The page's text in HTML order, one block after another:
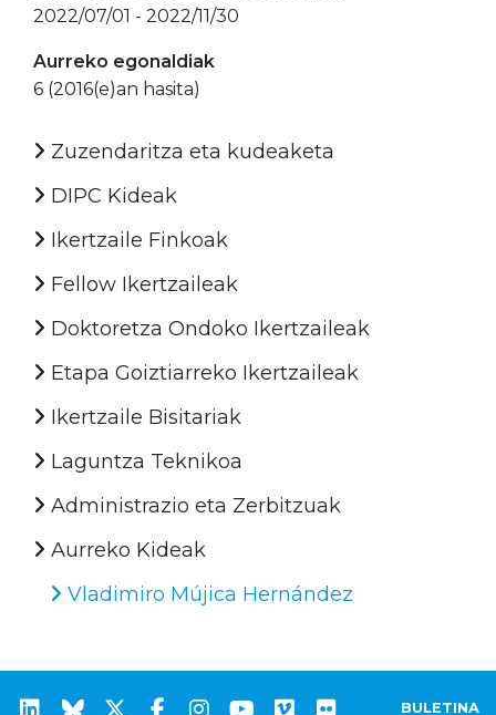
2022/07/01 - 2022/11/30
Aurreko egonaldiak
6 (2016(e)an hasita)
Zuzendaritza eta kudeaketa
DIPC Kideak
Ikertzaile Finkoak
Fellow Ikertzaileak
Doktoretza Ondoko Ikertzaileak
Etapa Goiztiarreko Ikertzaileak
Ikertzaile Bisitariak
Laguntza Teknikoa
Administrazio eta Zerbitzuak
Aurreko Kideak
Vladimiro Mújica Hernández
BULETINA